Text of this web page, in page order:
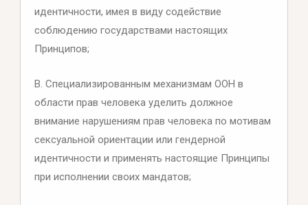
идентичности, имея в виду содействие
соблюдению государствами настоящих
Принципов;
В. Специализированным механизмам ООН в
области прав человека уделить должное
внимание нарушениям прав человека по мотивам
сексуальной ориентации или гендерной
идентичности и применять настоящие Принципы
при исполнении своих мандатов;